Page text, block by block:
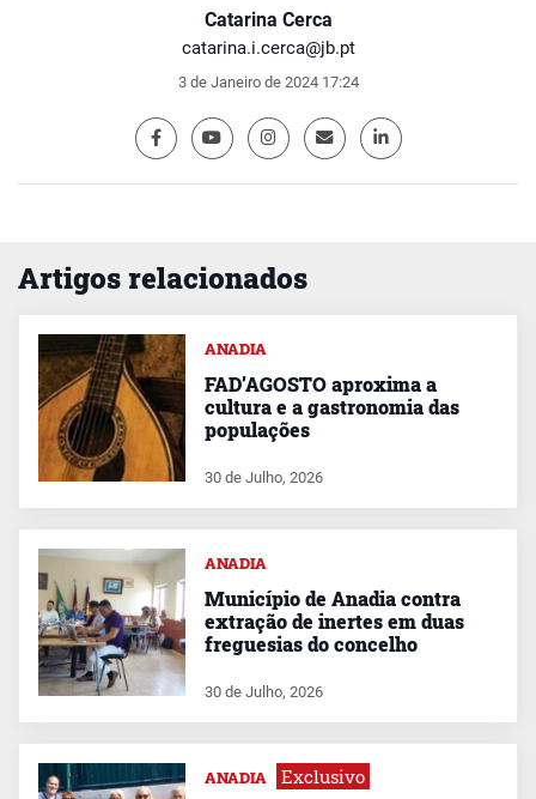
Catarina Cerca
catarina.i.cerca@jb.pt
3 de Janeiro de 2024 17:24
Artigos relacionados
ANADIA
FAD’AGOSTO aproxima a
cultura e a gastronomia das
populações
30 de Julho, 2026
ANADIA
Município de Anadia contra
extração de inertes em duas
freguesias do concelho
30 de Julho, 2026
ANADIA Exclusivo